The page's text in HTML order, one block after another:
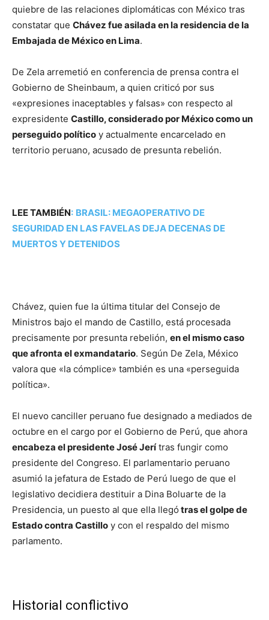
quiebre de las relaciones diplomáticas con México tras
constatar que Chávez fue asilada en la residencia de la
Embajada de México en Lima.
De Zela arremetió en conferencia de prensa contra el
Gobierno de Sheinbaum, a quien criticó por sus
«expresiones inaceptables y falsas» con respecto al
expresidente Castillo, considerado por México como un
perseguido político y actualmente encarcelado en
territorio peruano, acusado de presunta rebelión.
LEE TAMBIÉN: BRASIL: MEGAOPERATIVO DE
SEGURIDAD EN LAS FAVELAS DEJA DECENAS DE
MUERTOS Y DETENIDOS
Chávez, quien fue la última titular del Consejo de
Ministros bajo el mando de Castillo, está procesada
precisamente por presunta rebelión, en el mismo caso
que afronta el exmandatario. Según De Zela, México
valora que «la cómplice» también es una «perseguida
política».
El nuevo canciller peruano fue designado a mediados de
octubre en el cargo por el Gobierno de Perú, que ahora
encabeza el presidente José Jerítras fungir como
presidente del Congreso. El parlamentario peruano
asumió la jefatura de Estado de Perú luego de que el
legislativo decidiera destituir a Dina Boluarte de la
Presidencia, un puesto al que ella llegó tras el golpe de
Estado contra Castillo y con el respaldo del mismo
parlamento.
Historial conflictivo